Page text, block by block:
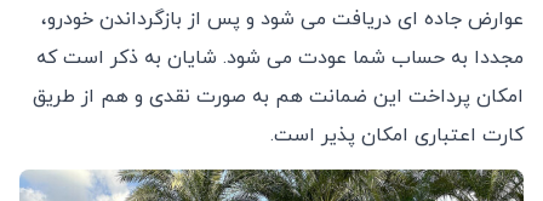
عوارض جاده ای دریافت می شود و پس از بازگرداندن خودرو،
مجددا به حساب شما عودت می شود. شایان به ذکر است که
امکان پرداخت این ضمانت هم به صورت نقدی و هم از طریق
کارت اعتباری امکان پذیر است.